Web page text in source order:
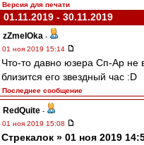
Версия для печати
01.11.2019 - 30.11.2019
zZmeIOka -
01 ноя 2019 15:14
Что-то давно юзера Сп-Ар не
близится его звездный час :D
Последнее сообщение
RedQuite -
01 ноя 2019 15:08
Стрекалок » 01 ноя 2019